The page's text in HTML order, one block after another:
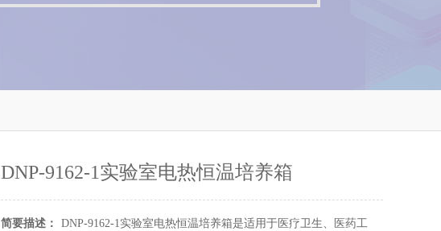
DNP-9162-1实验室电热恒温培养箱
简要描述：
DNP-9162-1实验室电热恒温培养箱是适用于医疗卫生、医药工